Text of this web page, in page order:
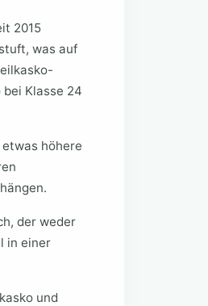
2015
was auf
Klasse 24
höhere
der weder
in einer
und